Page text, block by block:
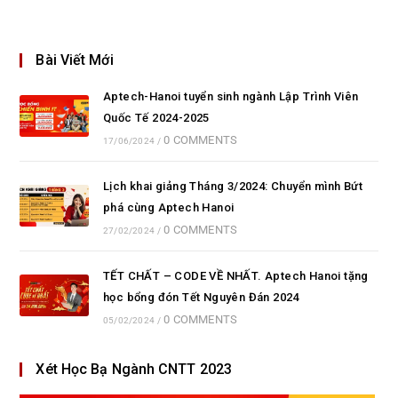
Bài Viết Mới
Aptech-Hanoi tuyển sinh ngành Lập Trình Viên
Quốc Tế 2024-2025
17/06/2024 / 0 COMMENTS
Lịch khai giảng Tháng 3/2024: Chuyển mình Bứt
phá cùng Aptech Hanoi
27/02/2024 / 0 COMMENTS
TẾT CHẤT – CODE VỀ NHẤT. Aptech Hanoi tặng
học bổng đón Tết Nguyên Đán 2024
05/02/2024 / 0 COMMENTS
Xét Học Bạ Ngành CNTT 2023